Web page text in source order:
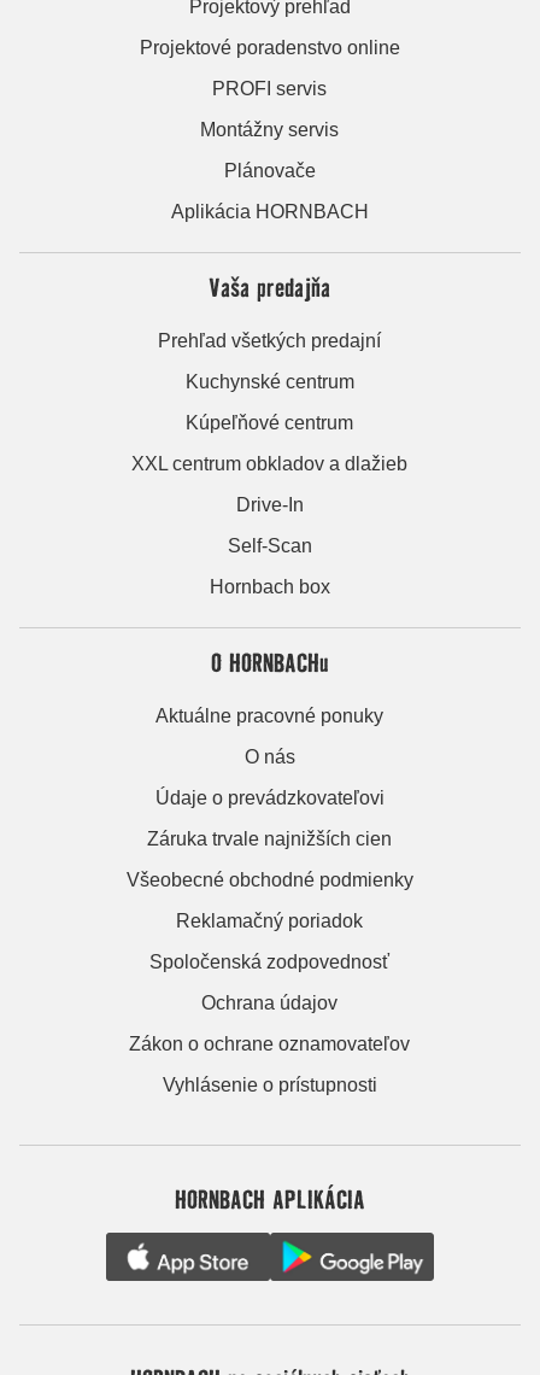
Projektový prehľad
Projektové poradenstvo online
PROFI servis
Montážny servis
Plánovače
Aplikácia HORNBACH
Vaša predajňa
Prehľad všetkých predajní
Kuchynské centrum
Kúpeľňové centrum
XXL centrum obkladov a dlažieb
Drive-In
Self-Scan
Hornbach box
O HORNBACHu
Aktuálne pracovné ponuky
O nás
Údaje o prevádzkovateľovi
Záruka trvale najnižších cien
Všeobecné obchodné podmienky
Reklamačný poriadok
Spoločenská zodpovednosť
Ochrana údajov
Zákon o ochrane oznamovateľov
Vyhlásenie o prístupnosti
HORNBACH APLIKÁCIA